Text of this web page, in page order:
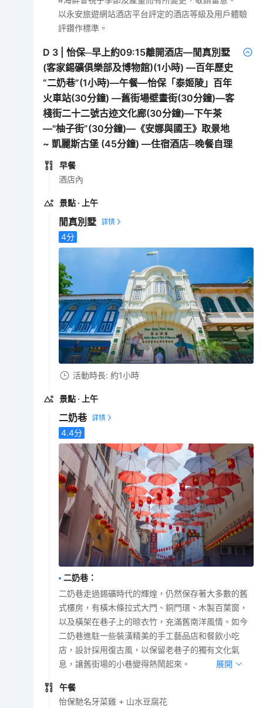
以永安旅遊網站酒店平台評定的酒店等級及用戶體驗
評鑽作標準。
D 3 |怡保─早上約09:15離開酒店—閒真別墅
(客家錫礦俱樂部及博物館)(1小時) —百年歷史
“二奶巷”(1小時)—午餐—怡保「泰姬陵」百年
火車站(30分鐘) —舊街場壁畫街(30分鐘)—客
棧街二十二號古迹文化廊(30分鐘)—下午茶
—"柚子街”(30分鐘)—《安娜與國王》取景地
~ 凱麗斯古堡 (45分鐘) —住宿酒店─晚餐自理
早餐
酒店內
景點 · 上午
閒真別墅
4分
活動時長: 約1小時
景點 · 上午
二奶巷
4.4分
二奶巷 ：
二奶巷走過錫礦時代的輝煌，仍然保存著大多數的舊
式樓房，有橫木條拉式大門、銅門環、木製百葉窗，
以及橫架在巷子上的晾衣竹，充滿舊南洋風情。如今
二奶巷進駐一些裝潢精美的手工藝品店和餐飲小吃
店，設計採用復古風，以保留老巷子的獨有文化氣
息，讓舊街場的小巷變得熱鬧起來。
展開
午餐
怡保馳名牙菜雞 + 山水豆腐花